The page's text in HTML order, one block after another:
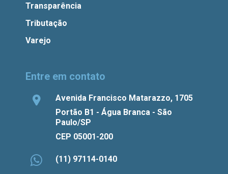
Transparência
Tributação
Varejo
Entre em contato
Avenida Francisco Matarazzo, 1705
Portão B1 - Água Branca - São
Paulo/SP
CEP 05001-200
(11) 97114-0140